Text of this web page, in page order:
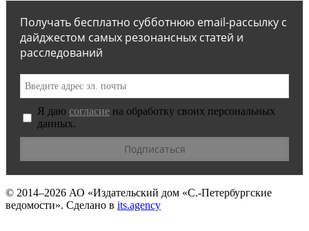
Получать бесплатно субботнюю email-рассылку с
дайджестом самых резонансных статей и
расследований
Я даю согласие на обработку своих персональных
данных.
© 2014–2026 АО «Издательский дом «С.-Петербургские
ведомости». Сделано в its.agency